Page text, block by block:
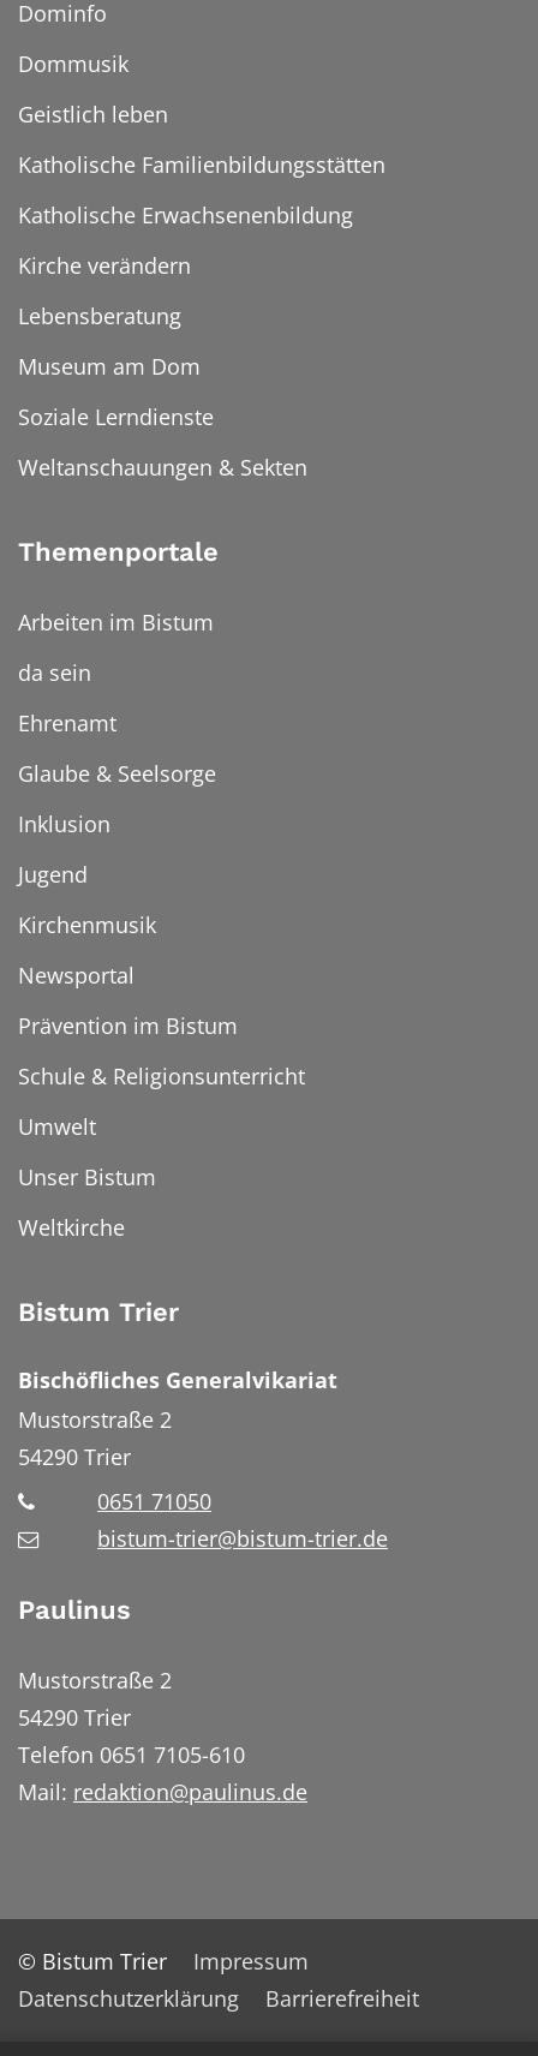
Dominfo
Dommusik
Geistlich leben
Katholische Familienbildungsstätten
Katholische Erwachsenenbildung
Kirche verändern
Lebensberatung
Museum am Dom
Soziale Lerndienste
Weltanschauungen & Sekten
Themenportale
Arbeiten im Bistum
da sein
Ehrenamt
Glaube & Seelsorge
Inklusion
Jugend
Kirchenmusik
Newsportal
Prävention im Bistum
Schule & Religionsunterricht
Umwelt
Unser Bistum
Weltkirche
Bistum Trier
Bischöfliches Generalvikariat
Mustorstraße 2
54290 Trier
0651 71050
bistum-trier@bistum-trier.de
Paulinus
Mustorstraße 2
54290 Trier
Telefon 0651 7105-610
Mail: redaktion@paulinus.de
© Bistum Trier
Impressum
Datenschutzerklärung
Barrierefreiheit